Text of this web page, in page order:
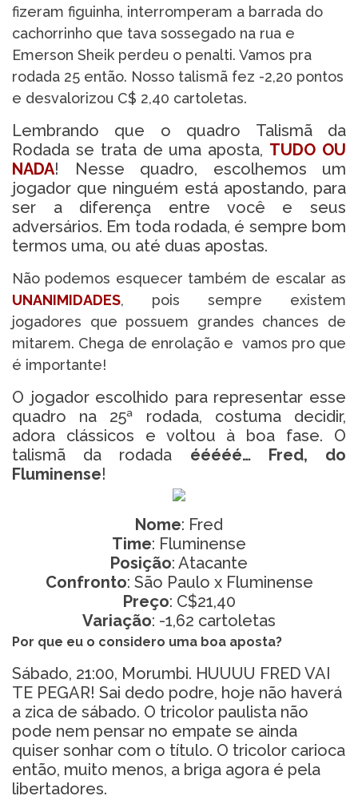
fizeram figuinha, interromperam a barrada do
cachorrinho que tava sossegado na rua e
Emerson Sheik perdeu o penalti. Vamos pra
rodada 25 então. Nosso talismã fez -2,20 pontos
e desvalorizou C$ 2,40 cartoletas.
Lembrando que o quadro Talismã da
Rodada se trata de uma aposta, TUDO OU
NADA! Nesse quadro, escolhemos um
jogador que ninguém está apostando, para
ser a diferença entre você e seus
adversários. Em toda rodada, é sempre bom
termos uma, ou até duas apostas.
Não podemos esquecer também de escalar as
UNANIMIDADES, pois sempre existem
jogadores que possuem grandes chances de
mitarem. Chega de enrolação e vamos pro que
é importante!
O jogador escolhido para representar esse
quadro na 25ª rodada, costuma decidir,
adora clássicos e voltou à boa fase. O
talismã da rodada ééééé… Fred, do
Fluminense!
Nome: Fred
Time: Fluminense
Posição: Atacante
Confronto: São Paulo x Fluminense
Preço: C$21,40
Variação: -1,62 cartoletas
Por que eu o considero uma boa aposta?
Sábado, 21:00, Morumbi. HUUUU FRED VAI
TE PEGAR! Sai dedo podre, hoje não haverá
a zica de sábado. O tricolor paulista não
pode nem pensar no empate se ainda
quiser sonhar com o título. O tricolor carioca
então, muito menos, a briga agora é pela
libertadores.